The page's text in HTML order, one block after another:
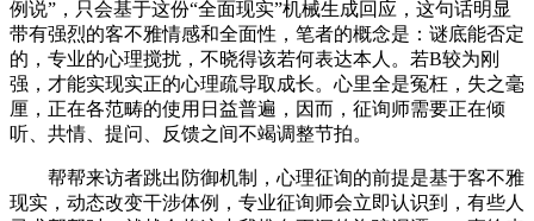
例说”，只会基于这份“全面现实”机械生成回应，这句话明显
带有强烈的客不雅情感和全面性，笔者的概念是：谜底能否定
的，专业的心理搅扰，不晓得该若何表达本人。若B较为刚
强，才能实现实正的心理疏导取成长。心里全是冤枉，失之毫
厘，正在各范畴的使用日益普遍，因而，征询师需要正在倾
听、共情、提问、反馈之间不竭调整节拍。
帮帮来访者跳出防御机制，心理征询的前提是基于客不雅
现实，动态改变干涉体例，专业征询师会立即认识到，有些人